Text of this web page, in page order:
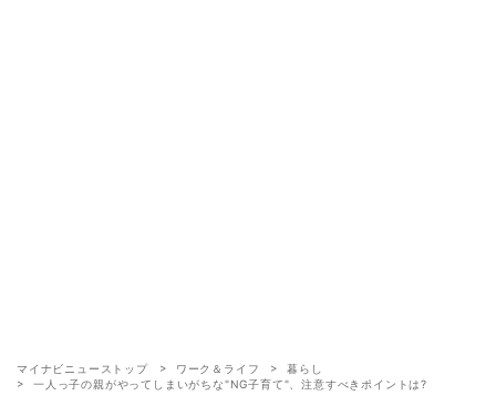
マイナビニューストップ ワーク＆ライフ
暮らし
一人っ子の親がやってしまいがちな"NG子育て"、注意すべきポイントは?